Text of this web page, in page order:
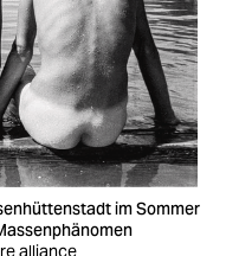
im Sommer